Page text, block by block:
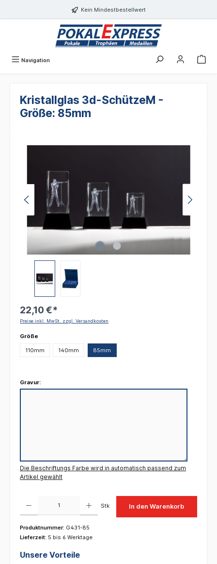
Kein Mindestbestellwert
Navigation
Kristallglas 3d-SchützeM -
Größe: 85mm
22,10 €*
Preise inkl. MwSt. zzgl. Versandkosten
Größe
110mm 140mm 85mm
Gravur:
Die Beschriftungs Farbe wird in automatisch passend zum
Artikel gewählt
Stk In den Warenkorb
Produktnummer: G431-85
Lieferzeit: 5 bis 6 Werktage
Unsere Vorteile